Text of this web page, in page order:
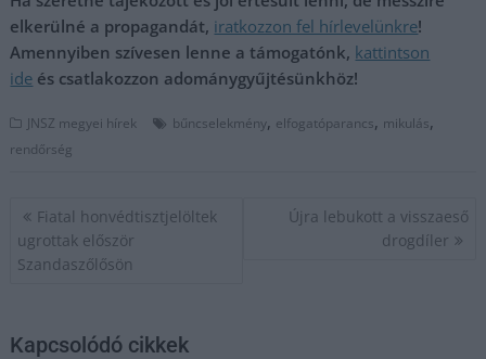
elkerülné a propagandát, iratkozzon fel hírlevelünkre!
Amennyiben szívesen lenne a támogatónk, kattintson
ide és csatlakozzon adománygyűjtésünkhöz!
JNSZ megyei hírek bűncselekmény, elfogatóparancs, mikulás,
rendőrség
Bejegyzés
navigáció
Fiatal honvédtisztjelöltek
ugrottak először
Szandaszőlősön
Újra lebukott a visszaeső
drogdíler
Kapcsolódó cikkek